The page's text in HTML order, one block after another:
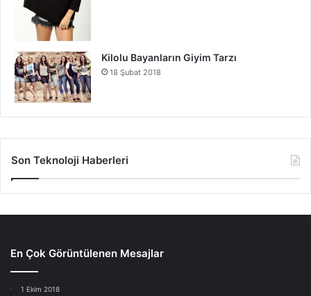
Kilolu Bayanların Giyim Tarzı
18 Şubat 2018
Son Teknoloji Haberleri
En Çok Görüntülenen Mesajlar
1 Ekim 2018